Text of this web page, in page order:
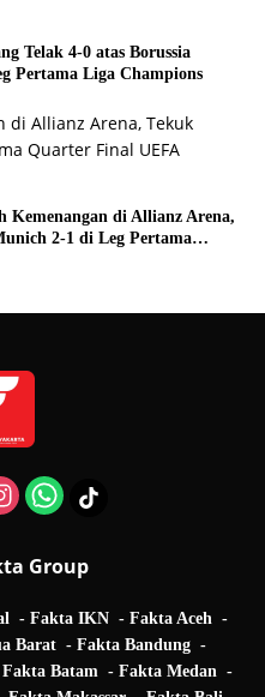
Telak 4-0 atas Borussia
Pertama Liga Champions
Kemenangan di Allianz Arena,
2-1 di Leg Pertama
Group
Fakta IKN
Fakta Aceh
Barat
Fakta Bandung
Fakta Batam
Fakta Medan